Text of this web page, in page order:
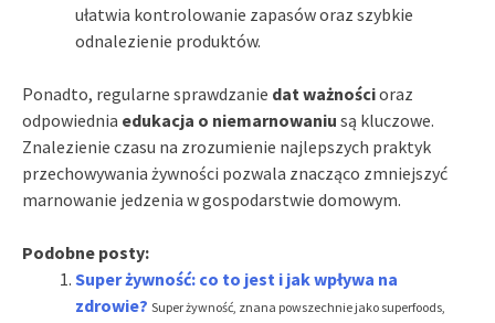
ułatwia kontrolowanie zapasów oraz szybkie
odnalezienie produktów.
Ponadto, regularne sprawdzanie dat ważnościoraz
odpowiednia edukacja o niemarnowaniu są kluczowe.
Znalezienie czasu na zrozumienie najlepszych praktyk
przechowywania żywności pozwala znacząco zmniejszyć
marnowanie jedzenia w gospodarstwie domowym.
Podobne posty:
Super żywność: co to jest i jak wpływa na
zdrowie? Super żywność, znana powszechnie jako superfoods,